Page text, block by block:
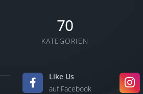
70
KATEGORIEN
Like Us
auf Facebook